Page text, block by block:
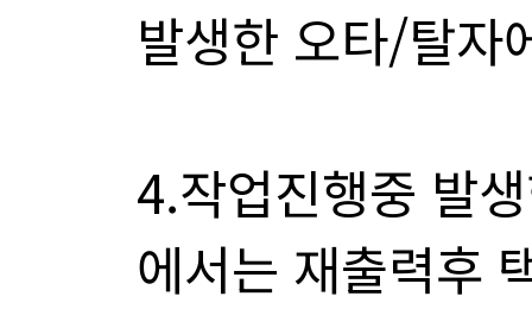
발생한 오타/탈자
에서는 재출력후